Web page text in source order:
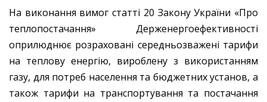
На виконання вимог статті 20 Закону України «Про
теплопостачання» Держенергоефективності
оприлюднює розраховані середньозважені тарифи
на теплову енергію, вироблену з використанням
газу, для потреб населення та бюджетних установ, а
також тарифи на транспортування та постачання